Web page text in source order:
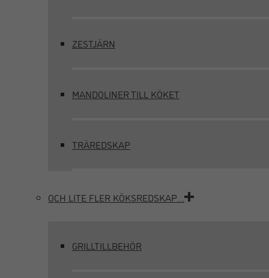
ZESTJÄRN
MANDOLINER TILL KÖKET
TRÄREDSKAP
OCH LITE FLER KÖKSREDSKAP…
GRILLTILLBEHÖR